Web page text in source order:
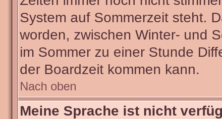
System auf Sommerzeit steht.
worden, zwischen Winter- und
im Sommer zu einer Stunde
der Boardzeit kommen kann.
Nach oben
Meine Sprache ist nicht